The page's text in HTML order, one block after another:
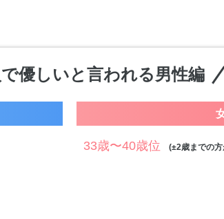
優しいと言われる男性編
33歳〜40歳位 (±2歳までの方